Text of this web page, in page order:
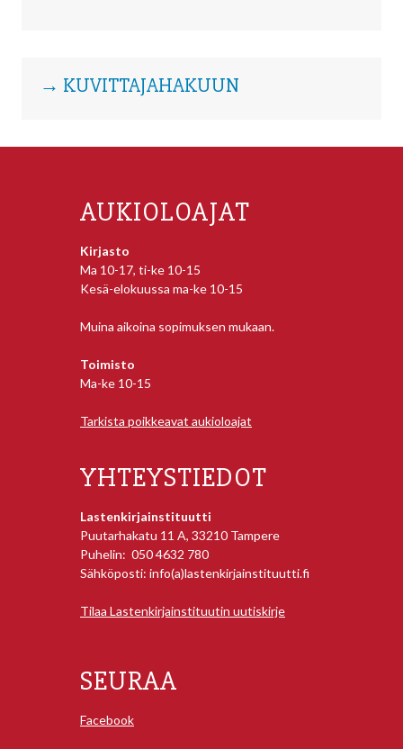
→ KUVITTAJAHAKUUN
AUKIOLOAJAT
Kirjasto
Ma 10-17, ti-ke 10-15
Kesä-elokuussa ma-ke 10-15
Muina aikoina sopimuksen mukaan.
Toimisto
Ma-ke 10-15
Tarkista poikkeavat aukioloajat
YHTEYSTIEDOT
Lastenkirjainstituutti
Puutarhakatu 11 A, 33210 Tampere
Puhelin: 050 4632 780
Sähköposti: info(a)lastenkirjainstituutti.fi
Tilaa Lastenkirjainstituutin uutiskirje
SEURAA
Facebook